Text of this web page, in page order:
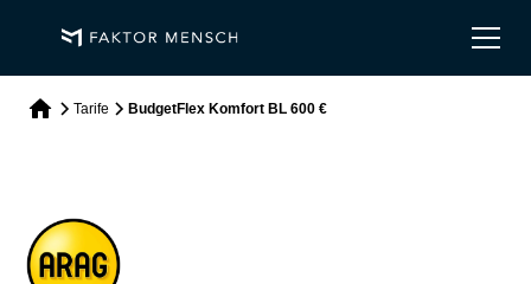
Tarife BudgetFlex Komfort BL 600 €